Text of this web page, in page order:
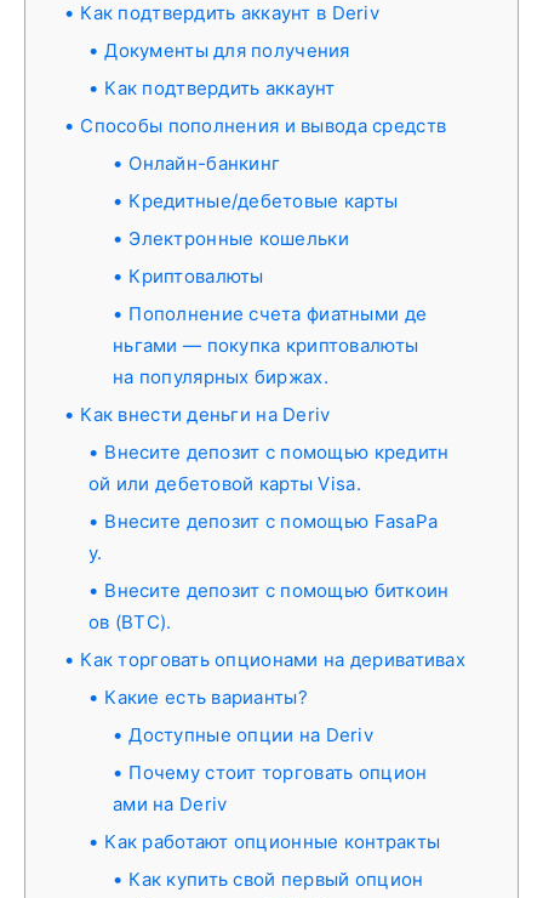
Как подтвердить аккаунт в Deriv
Документы для получения
Как подтвердить аккаунт
Способы пополнения и вывода средств
Онлайн-банкинг
Кредитные/дебетовые карты
Электронные кошельки
Криптовалюты
Пополнение счета фиатными де
ньгами — покупка криптовалюты
на популярных биржах.
Как внести деньги на Deriv
Внесите депозит с помощью кредитн
ой или дебетовой карты Visa.
Внесите депозит с помощью FasaPa
y.
Внесите депозит с помощью биткоин
ов (BTC).
Как торговать опционами на деривативах
Какие есть варианты?
Доступные опции на Deriv
Почему стоит торговать опцион
ами на Deriv
Как работают опционные контракты
Как купить свой первый опцион